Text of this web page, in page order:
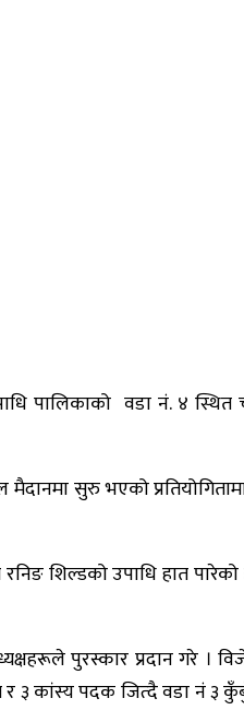
पालिकाको वडा नं. ४
सुरु भएको
रनिङ शिल्डको उपाधि हात
पुरस्कार प्रदान गरे ।
३ कांस्य पदक जित्दै वडा नं